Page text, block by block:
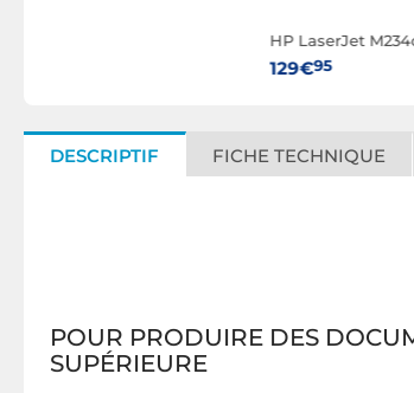
HP LaserJet
129€95
DESCRIPTIF FICHE TECHNIQUE
POUR PRODUIRE DES
SUPÉRIEURE